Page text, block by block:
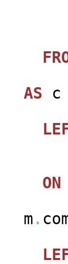
AS c
ON
m .